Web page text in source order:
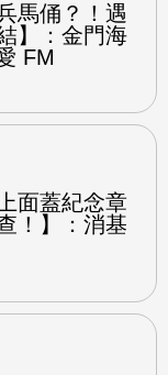
馬俑？！遇
】：金門海
FM
面蓋紀念章
！】：消基